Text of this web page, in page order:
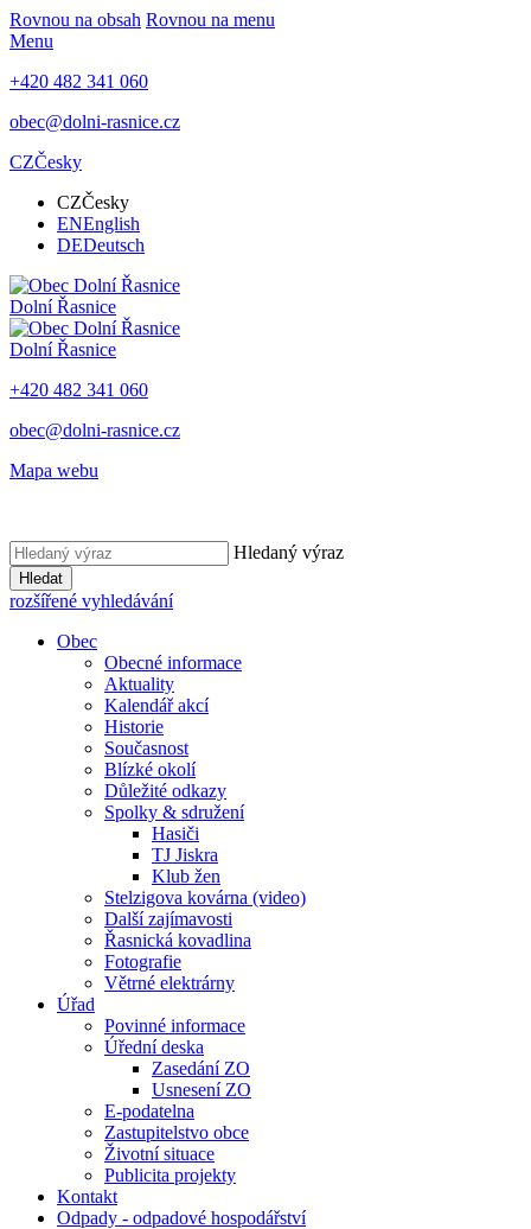
Rovnou na obsah Rovnou na menu
Menu
+420 482 341 060
obec@dolni-rasnice.cz
CZČesky
CZČesky
ENEnglish
DEDeutsch
Dolní Řasnice
Dolní Řasnice
+420 482 341 060
obec@dolni-rasnice.cz
Mapa webu
Hledaný výraz
Hledat
rozšířené vyhledávání
Obec
Obecné informace
Aktuality
Kalendář akcí
Historie
Současnost
Blízké okolí
Důležité odkazy
Spolky & sdružení
Hasiči
TJ Jiskra
Klub žen
Stelzigova kovárna (video)
Další zajímavosti
Řasnická kovadlina
Fotografie
Větrné elektrárny
Úřad
Povinné informace
Úřední deska
Zasedání ZO
Usnesení ZO
E-podatelna
Zastupitelstvo obce
Životní situace
Publicita projekty
Kontakt
Odpady - odpadové hospodářství